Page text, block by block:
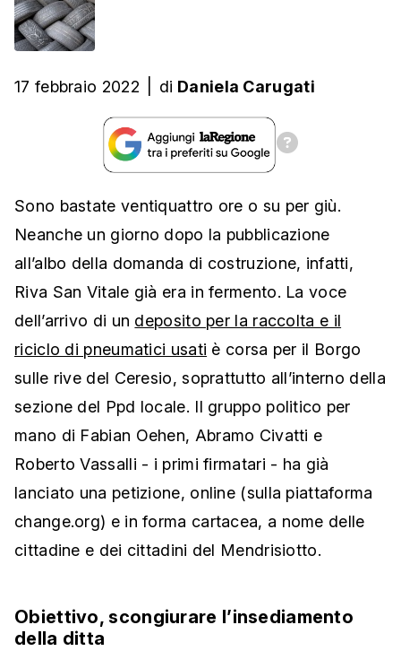
17 febbraio 2022 di Daniela Carugati
Sono bastate ventiquattro ore o su per giù.
Neanche un giorno dopo la pubblicazione
all’albo della domanda di costruzione, infatti,
Riva San Vitale già era in fermento. La voce
dell’arrivo di un deposito per la raccolta e il
riciclo di pneumatici usati è corsa per il Borgo
sulle rive del Ceresio, soprattutto all’interno della
sezione del Ppd locale. Il gruppo politico per
mano di Fabian Oehen, Abramo Civatti e
Roberto Vassalli - i primi firmatari - ha già
lanciato una petizione, online (sulla piattaforma
change.org) e in forma cartacea, a nome delle
cittadine e dei cittadini del Mendrisiotto.
Obiettivo, scongiurare l’insediamento
della ditta